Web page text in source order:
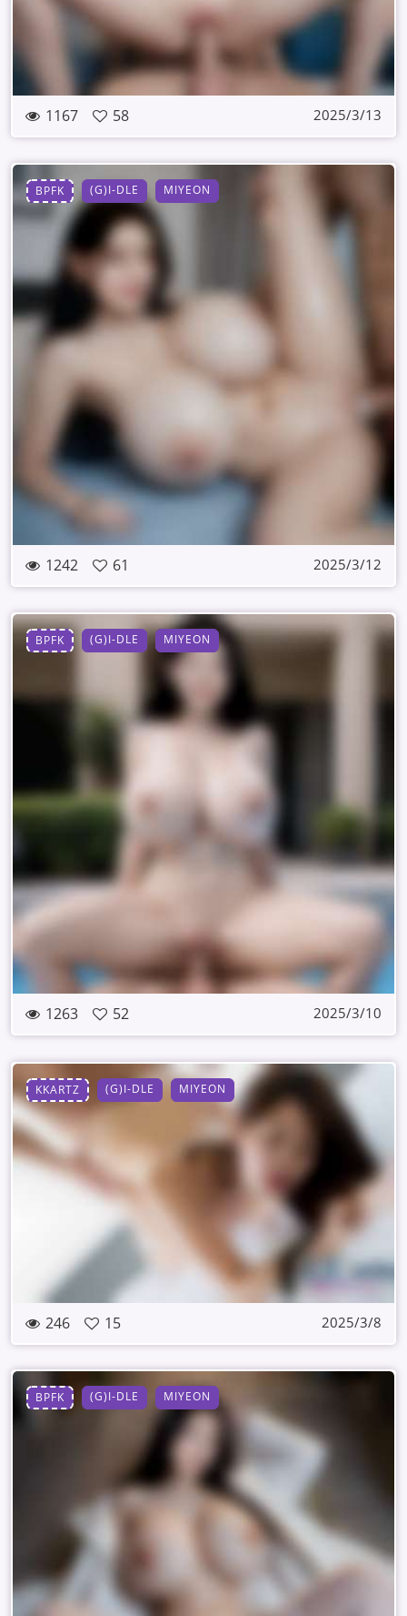
1167 58 2025/3/13
BPFK (G)I-DLE MIYEON
1242 61 2025/3/12
BPFK (G)I-DLE MIYEON
1263 52 2025/3/10
KKARTZ (G)I-DLE MIYEON
246 15 2025/3/8
BPFK (G)I-DLE MIYEON